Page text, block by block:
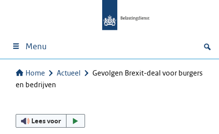
Menu
Home Actueel
Gevolgen Brexit-deal voor burgers
en bedrijven
Lees voor